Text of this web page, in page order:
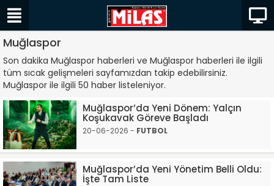
Muğlaspor
Son dakika Muğlaspor haberleri ve Muğlaspor haberleri ile ilgili
tüm sıcak gelişmeleri sayfamızdan takip edebilirsiniz.
Muğlaspor ile ilgili 50 haber listeleniyor.
Muğlaspor’da Yeni Dönem: Yalçın
Koşukavak Göreve Başladı
20-06-2026 - FUTBOL
Muğlaspor’da Yeni Yönetim Belli Oldu:
İşte Tam Liste